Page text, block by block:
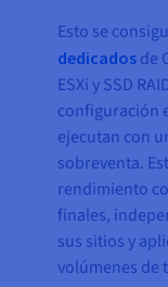
Esto se
dedicados de
ESXi y SSD
configuración
ejecutan con
sobreventa.
rendimiento
finales,
sus sitios y
volúmenes de